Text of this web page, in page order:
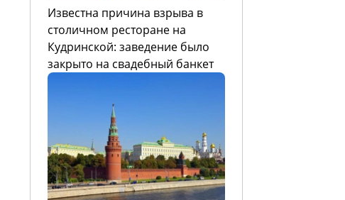
Известна причина взрыва в
столичном ресторане на
Кудринской: заведение было
закрыто на свадебный банкет